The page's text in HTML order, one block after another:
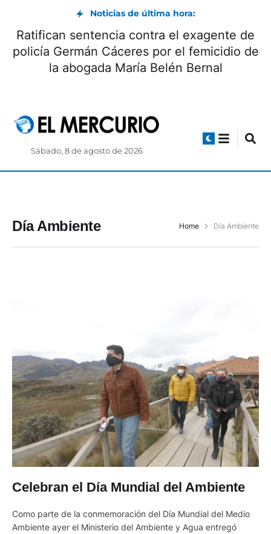
Noticias de última hora:
Ratifican sentencia contra el exagente de
policía Germán Cáceres por el femicidio de
la abogada María Belén Bernal
Sábado, 8 de agosto de 2026
Día Ambiente Home Día Ambiente
Celebran el Día Mundial del Ambiente
Como parte de la conmemoración del Día Mundial del Medio
Ambiente ayer el Ministerio del Ambiente y Agua entregó